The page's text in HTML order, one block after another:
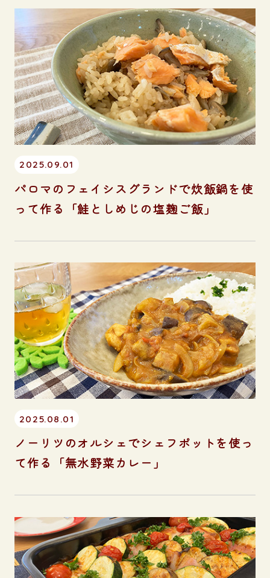
2025.09.01
パロマのフェイシスグランドで炊飯鍋を使
って作る「鮭としめじの塩麹ご飯」
2025.08.01
ノーリツのオルシェでシェフポットを使っ
て作る「無水野菜カレー」